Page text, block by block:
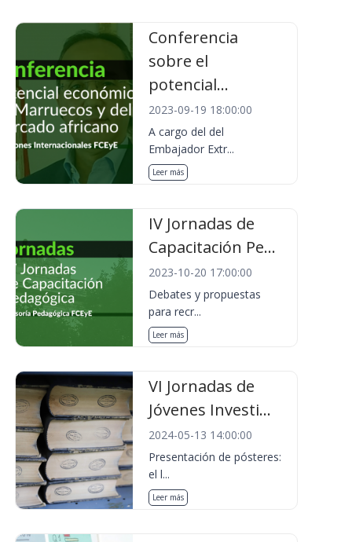
Conferencia
sobre el
potencial...
2023-09-19 18:00:00
A cargo del del
Embajador Extr...
Leer más
IV Jornadas de
Capacitación Pe...
2023-10-20 17:00:00
Debates y propuestas
para recr...
Leer más
VI Jornadas de
Jóvenes Investi...
2024-05-13 14:00:00
Presentación de pósteres:
el l...
Leer más